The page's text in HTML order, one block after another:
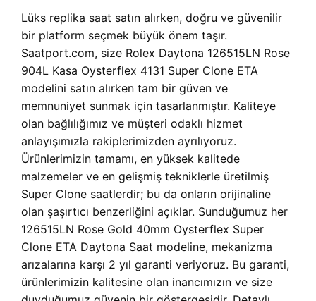
Lüks replika saat satın alırken, doğru ve güvenilir
bir platform seçmek büyük önem taşır.
Saatport.com, size Rolex Daytona 126515LN Rose
904L Kasa Oysterflex 4131 Super Clone ETA
modelini satın alırken tam bir güven ve
memnuniyet sunmak için tasarlanmıştır. Kaliteye
olan bağlılığımız ve müşteri odaklı hizmet
anlayışımızla rakiplerimizden ayrılıyoruz.
Ürünlerimizin tamamı, en yüksek kalitede
malzemeler ve en gelişmiş tekniklerle üretilmiş
Super Clone saatlerdir; bu da onların orijinaline
olan şaşırtıcı benzerliğini açıklar. Sunduğumuz her
126515LN Rose Gold 40mm Oysterflex Super
Clone ETA Daytona Saat modeline, mekanizma
arızalarına karşı 2 yıl garanti veriyoruz. Bu garanti,
ürünlerimizin kalitesine olan inancımızın ve size